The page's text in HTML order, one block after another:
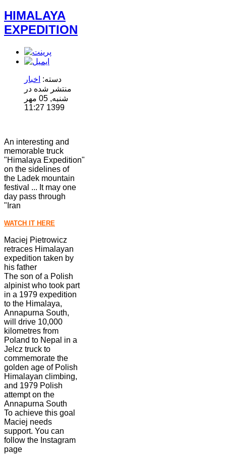
HIMALAYA
EXPEDITION
دسته: اخبار
منتشر شده در
شنبه, 05 مهر
1399 11:27
An interesting and
memorable truck
"Himalaya Expedition"
on the sidelines of
the Ladek mountain
festival ... It may one
day pass through
"Iran
WATCH IT HERE
Maciej Pietrowicz
retraces Himalayan
expedition taken by
his father
The son of a Polish
alpinist who took part
in a 1979 expedition
to the Himalaya,
Annapurna South,
will drive 10,000
kilometres from
Poland to Nepal in a
Jelcz truck to
commemorate the
golden age of Polish
Himalayan climbing,
and 1979 Polish
attempt on the
Annapurna South
To achieve this goal
Maciej needs
support. You can
follow the Instagram
page